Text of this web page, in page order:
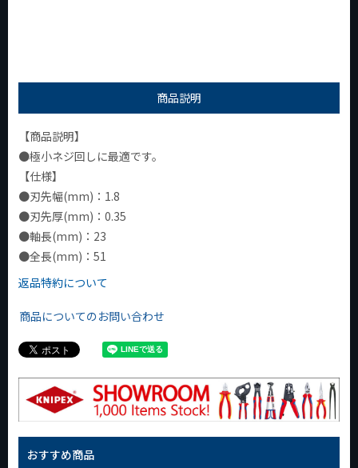
商品説明
【商品説明】
●極小ネジ回しに最適です。
【仕様】
●刃先幅(mm)：1.8
●刃先厚(mm)：0.35
●軸長(mm)：23
●全長(mm)：51
返品特約について
商品についてのお問い合わせ
おすすめ商品